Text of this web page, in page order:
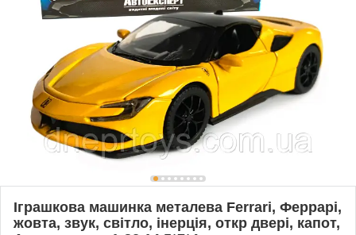
Іграшкова машинка металева Ferrari, Феррарі,
жовта, звук, світло, інерція, откр двері, капот,